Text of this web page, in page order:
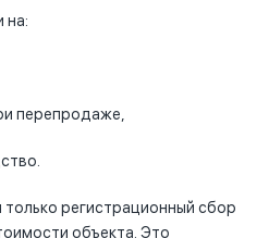
на:
перепродаже,
только регистрационный сбор
объекта. Это